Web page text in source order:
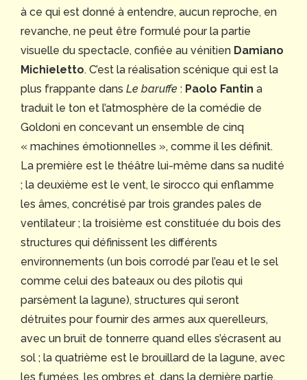
à ce qui est donné à entendre, aucun reproche, en
revanche, ne peut être formulé pour la partie
visuelle du spectacle, confiée au vénitien Damiano
Michieletto. C’est la réalisation scénique qui est la
plus frappante dans Le baruffe : Paolo Fantin a
traduit le ton et l’atmosphère de la comédie de
Goldoni en concevant un ensemble de cinq
« machines émotionnelles », comme il les définit.
La première est le théâtre lui-même dans sa nudité
; la deuxième est le vent, le sirocco qui enflamme
les âmes, concrétisé par trois grandes pales de
ventilateur ; la troisième est constituée du bois des
structures qui définissent les différents
environnements (un bois corrodé par l’eau et le sel
comme celui des bateaux ou des pilotis qui
parsèment la lagune), structures qui seront
détruites pour fournir des armes aux querelleurs,
avec un bruit de tonnerre quand elles s’écrasent au
sol ; la quatrième est le brouillard de la lagune, avec
les fumées, les ombres et, dans la dernière partie,